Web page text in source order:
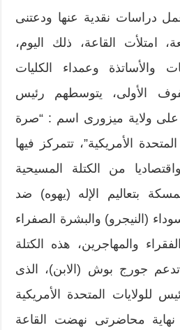
دراسات نقدية عنها ودعتنى
امتلأت القاعة، ذلك اليوم،
والأساتذة وعمداء الكليات
الأولى، يتوسطهم رئيس
ولاية ميزورى اسم : “صرة
الأمريكية”، تتمركز فيها
من الكتلة المسيحية
بتعاليم الإله (يهوه) ضد
(النيجرو) والبشرة الصفراء
والمهاجرين، هذه الكتلة
تدعم جورج بوش (الابن)، الذى
للولايات المتحدة الأمريكية
٢٠٠٧. فى نهاية محاضرتى نهضت القاعة